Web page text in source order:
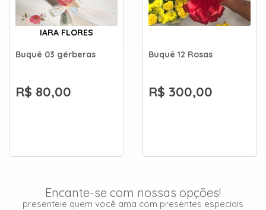
IARA FLORES
Buquê 03 gérberas
R$ 80,00
Buquê 12 Rosas
R$ 300,00
Encante-se com nossas opções!
presenteie quem você ama com presentes especiais